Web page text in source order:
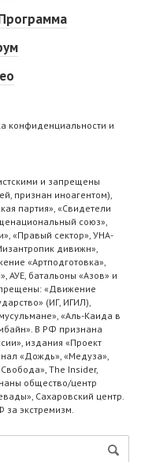
конфиденциальности и
и запрещены
признан иноагентом),
партия», «Свидетели
союз»,
«Правый сектор», УНА-
дивижн»,
«Артподготовка»,
АУЕ, батальоны «Азов» и
«Движение
(ИГ, ИГИЛ),
«Аль-Каида в
В РФ признана
издания «Проект
«Дождь», «Медуза»,
The Insider,
общество/центр
Сахаровский центр.
экстремизм.